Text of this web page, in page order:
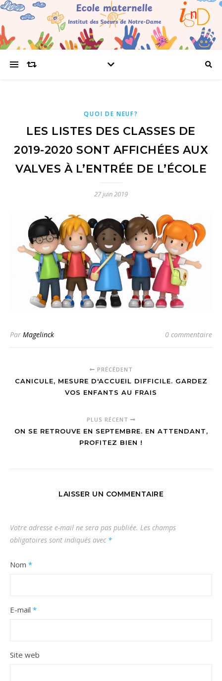
QUOI DE NEUF?
LES LISTES DES CLASSES DE
2019-2020 SONT AFFICHÉES AUX
VALVES À L’ENTRÉE DE L’ÉCOLE
27 juin 2019
Par Magelinck 0 commentaire
PRÉCÉDENT
CANICULE, MESURE D'ACCUEIL DIFFICILE. GARDEZ
VOS ENFANTS AU FRAIS
PLUS RÉCENT
ON SE RETROUVE EN SEPTEMBRE. EN ATTENDANT,
PROFITEZ BIEN !
LAISSER UN COMMENTAIRE
Votre adresse e-mail ne sera pas publiée. Les champs
obligatoires sont indiqués avec *
Nom *
E-mail *
Site web